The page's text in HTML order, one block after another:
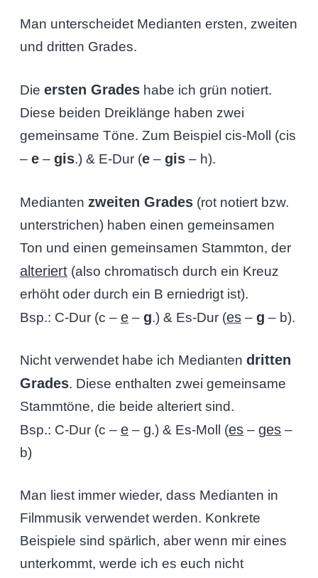
Man unterscheidet Medianten ersten, zweiten
und dritten Grades.
Die ersten Gradeshabe ich grün notiert.
Diese beiden Dreiklänge haben zwei
gemeinsame Töne. Zum Beispiel cis-Moll (cis
– e– gis.) & E-Dur (e– gis– h).
Medianten zweiten Grades(rot notiert bzw.
unterstrichen) haben einen gemeinsamen
Ton und einen gemeinsamen Stammton, der
alteriert(also chromatisch durch ein Kreuz
erhöht oder durch ein B erniedrigt ist).
Bsp.: C-Dur (c – e– g.) & Es-Dur (es– g – b).
Nicht verwendet habe ich Medianten dritten
Grades. Diese enthalten zwei gemeinsame
Stammtöne, die beide alteriert sind.
Bsp.: C-Dur (c – e– g.) & Es-Moll (es– ges–
b)
Man liest immer wieder, dass Medianten in
Filmmusik verwendet werden. Konkrete
Beispiele sind spärlich, aber wenn mir eines
unterkommt, werde ich es euch nicht